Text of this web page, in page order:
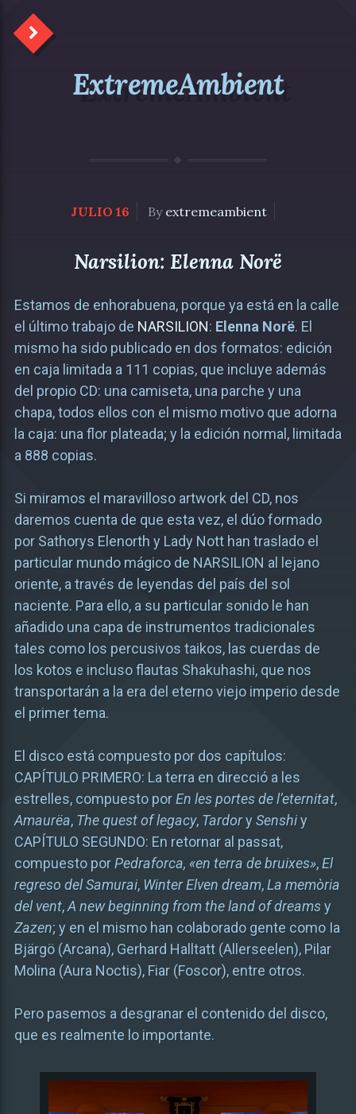
ExtremeAmbient
JULIO 16 By extremeambient
Narsilion: Elenna Norë
Estamos de enhorabuena, porque ya está en la calle
el último trabajo de NARSILION: Elenna Norë. El
mismo ha sido publicado en dos formatos: edición
en caja limitada a 111 copias, que incluye además
del propio CD: una camiseta, una parche y una
chapa, todos ellos con el mismo motivo que adorna
la caja: una flor plateada; y la edición normal, limitada
a 888 copias.
Si miramos el maravilloso artwork del CD, nos
daremos cuenta de que esta vez, el dúo formado
por Sathorys Elenorth y Lady Nott han traslado el
particular mundo mágico de NARSILION al lejano
oriente, a través de leyendas del país del sol
naciente. Para ello, a su particular sonido le han
añadido una capa de instrumentos tradicionales
tales como los percusivos taikos, las cuerdas de
los kotos e incluso flautas Shakuhashi, que nos
transportarán a la era del eterno viejo imperio desde
el primer tema.
El disco está compuesto por dos capítulos:
CAPÍTULO PRIMERO: La terra en direcció a les
estrelles, compuesto porEn les portes de l’eternitat,
Amaurëa, The quest of legacy, TardorySenshiy
CAPÍTULO SEGUNDO: En retornar al passat,
compuesto porPedraforca, «en terra de bruixes»,El
regreso del Samurai, Winter Elven dream,La memòria
del vent,A new beginning from the land of dreamsy
Zazen; y en el mismo han colaborado gente como Ia
Bjärgö (Arcana), Gerhard Halltatt (Allerseelen), Pilar
Molina (Aura Noctis), Fiar (Foscor), entre otros.
Pero pasemos a desgranar el contenido del disco,
que es realmente lo importante.